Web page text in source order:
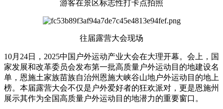
游客在景区标志性打卡点拍照
往届露营大会现场
10月24日，2025中国户外运动产业大会在大理开幕。会上，国
家发展和改革委员会发布第一批高质量户外运动目的地建设名
单，恩施土家族苗族自治州恩施大峡谷山地户外运动目的地上
榜。本届露营大会不仅是户外爱好者的狂欢派对，更是恩施州
展示其作为全国高质量户外运动目的地潜力的重要窗口。